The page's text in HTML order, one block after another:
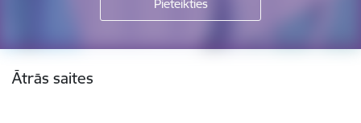
Kājene
Ātrās saites